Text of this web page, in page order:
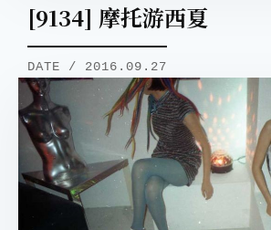
[9134] 摩托游西夏
DATE / 2016.09.27